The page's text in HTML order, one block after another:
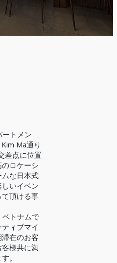
トメン
Ma通り
差点に位置
ロケーシ
ムな日本式
いイベン
て頂ける事
トナムで
ィブマイ
在のお客
様共に満
。